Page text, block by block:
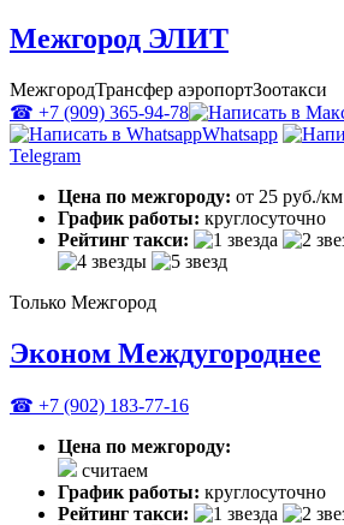
Межгород ЭЛИТ
МежгородТрансфер аэропортЗоотакси
☎ +7 (909) 365-94-78
Whatsapp
Telegram
Цена по межгороду: от 25 руб./км
График работы: круглосуточно
Рейтинг такси:
Только Межгород
Эконом Междугороднее
☎ +7 (902) 183-77-16
Цена по межгороду:
считаем
График работы: круглосуточно
Рейтинг такси: